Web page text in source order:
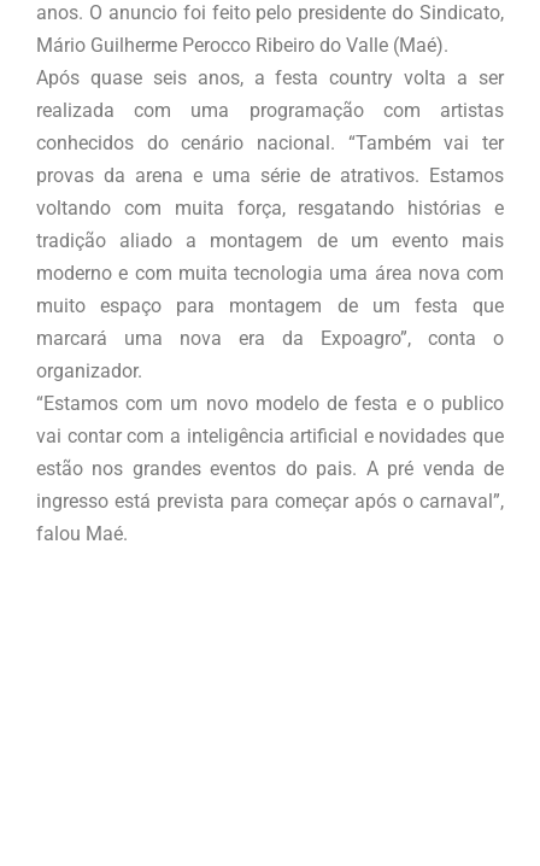
anos. O anuncio foi feito pelo presidente do Sindicato,
Mário Guilherme Perocco Ribeiro do Valle (Maé).
Após quase seis anos, a festa country volta a ser
realizada com uma programação com artistas
conhecidos do cenário nacional. “Também vai ter
provas da arena e uma série de atrativos. Estamos
voltando com muita força, resgatando histórias e
tradição aliado a montagem de um evento mais
moderno e com muita tecnologia uma área nova com
muito espaço para montagem de um festa que
marcará uma nova era da Expoagro”, conta o
organizador.
“Estamos com um novo modelo de festa e o publico
vai contar com a inteligência artificial e novidades que
estão nos grandes eventos do pais. A pré venda de
ingresso está prevista para começar após o carnaval”,
falou Maé.